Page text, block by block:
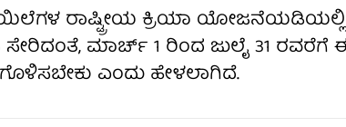
ರಾಷ್ಟ್ರೀಯ ಕ್ರಿಯಾ
ಸೇರಿದಂತೆ, ಮಾರ್ಚ್ 1 ರಿಂದ ಜುಲೈ 31 ರವರೆಗೆ
ಎಂದು ಹೇಳಲಾಗಿದೆ.